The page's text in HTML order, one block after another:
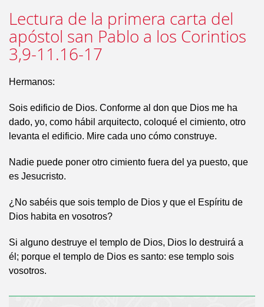
Lectura de la primera carta del
apóstol san Pablo a los Corintios
3,9-11.16-17
Hermanos:
Sois edificio de Dios. Conforme al don que Dios me ha
dado, yo, como hábil arquitecto, coloqué el cimiento, otro
levanta el edificio. Mire cada uno cómo construye.
Nadie puede poner otro cimiento fuera del ya puesto, que
es Jesucristo.
¿No sabéis que sois templo de Dios y que el Espíritu de
Dios habita en vosotros?
Si alguno destruye el templo de Dios, Dios lo destruirá a
él; porque el templo de Dios es santo: ese templo sois
vosotros.